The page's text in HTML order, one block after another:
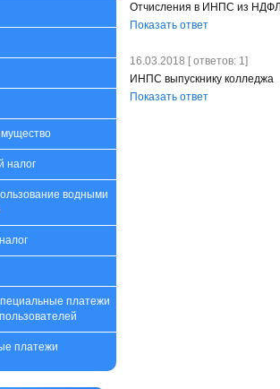
налог
водными
платежи
платежи
Отчисления в ИНПС из НДФЛ
Показать ответ
16.03.2018 [ ответов: 1]
ИНПС выпускнику колледжа
Показать ответ